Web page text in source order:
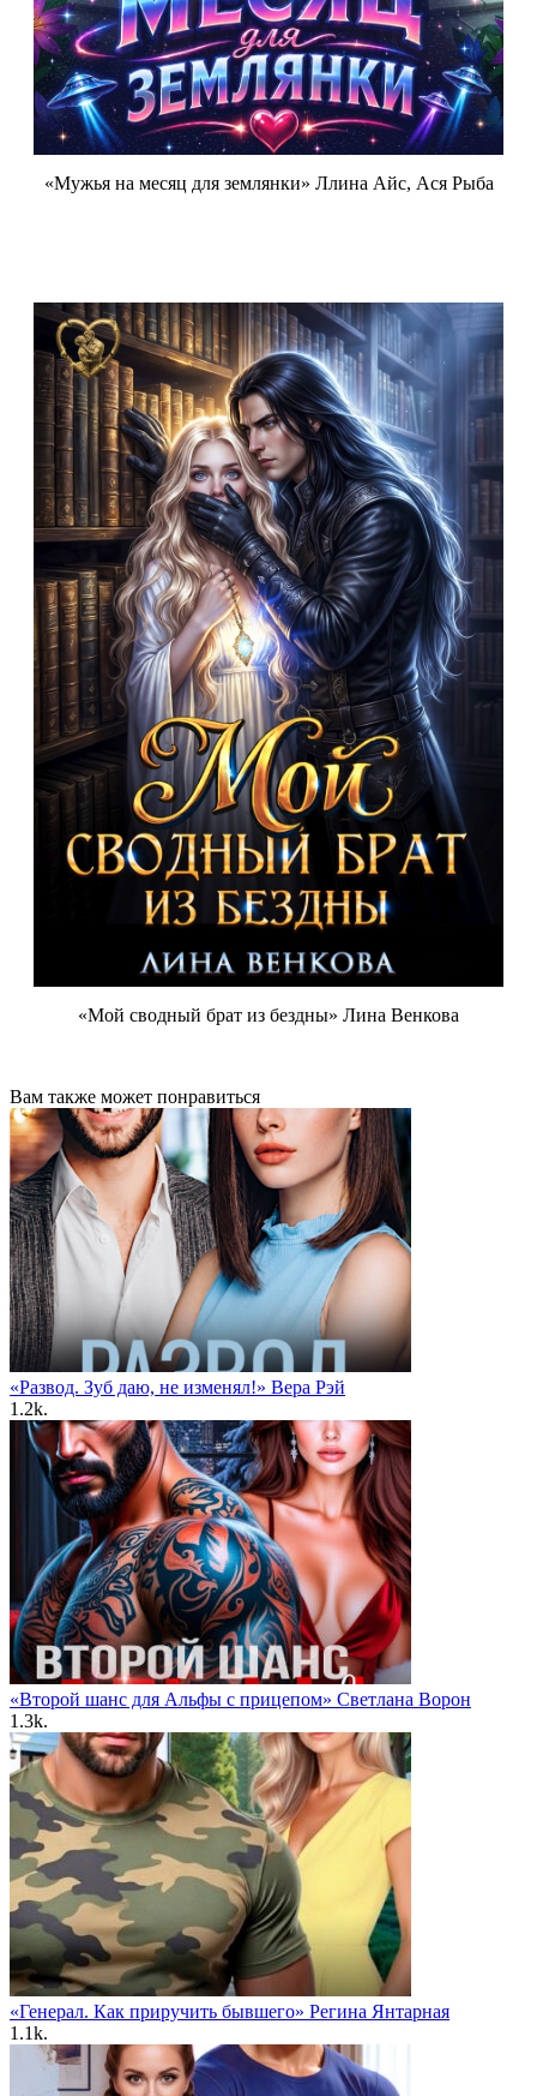
«Мужья на месяц для землянки» Ллина Айс, Ася Рыба
«Мой сводный брат из бездны» Лина Венкова
Вам также может понравиться
«Развод. Зуб даю, не изменял!» Вера Рэй
1.2k.
«Второй шанс для Альфы с прицепом» Светлана Ворон
1.3k.
«Генерал. Как приручить бывшего» Регина Янтарная
1.1k.